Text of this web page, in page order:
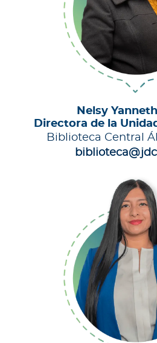
Nelsy
Directora de la
Biblioteca Central